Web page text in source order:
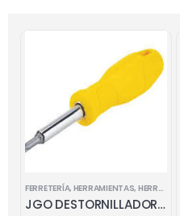
FERRETERÍA, HERRAMIENTAS, HERRAMIENTAS MANUALES
JGO DESTORNILLADORES TORX 4 PZ